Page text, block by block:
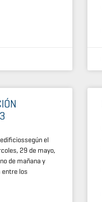
el
29 de mayo,
de mañana y
entre los